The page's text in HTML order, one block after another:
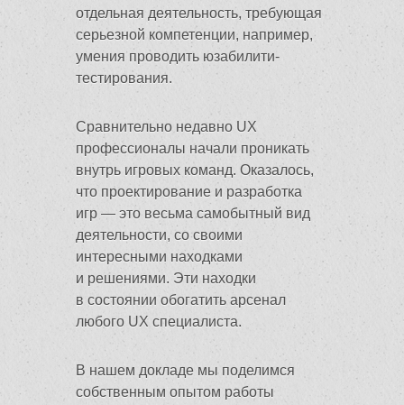
отдельная деятельность, требующая
серьезной компетенции, например,
умения проводить юзабилити-
тестирования.
Сравнительно недавно UX
профессионалы начали проникать
внутрь игровых команд. Оказалось,
что проектирование и разработка
игр — это весьма самобытный вид
деятельности, со своими
интересными находками
и решениями. Эти находки
в состоянии обогатить арсенал
любого UX специалиста.
В нашем докладе мы поделимся
собственным опытом работы